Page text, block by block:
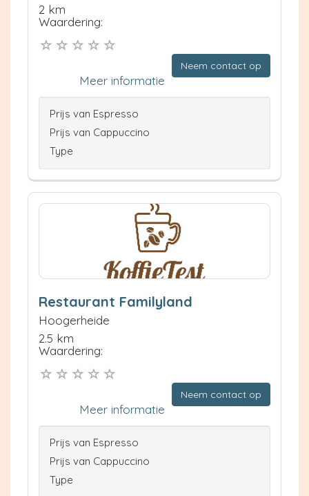
2 km
Waardering:
Neem contact op
Meer informatie
Prijs van Espresso
Prijs van Cappuccino
Type
Restaurant Familyland
Hoogerheide
2.5 km
Waardering:
Neem contact op
Meer informatie
Prijs van Espresso
Prijs van Cappuccino
Type